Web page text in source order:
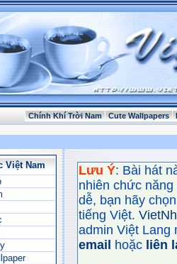
Chính Khí Trời Nam Cute Wallpapers
Việt Nam
Lưu Ý: Bài hát
nhiên chức
dễ, bạn hãy
tiếng Việt.
admin Việt Lang
email
hoặc liên